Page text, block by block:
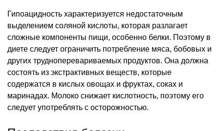
Гипоацидность характеризуется недостаточным
выделением соляной кислоты, которая разлагает
сложные компоненты пищи, особенно белки. Поэтому в
диете следует ограничить потребление мяса, бобовых и
других трудноперевариваемых продуктов. Она должна
состоять из экстрактивных веществ, которые
содержатся в кислых овощах и фруктах, соках и
маринадах. Молоко снижает кислотность, поэтому его
следует употреблять с осторожностью.